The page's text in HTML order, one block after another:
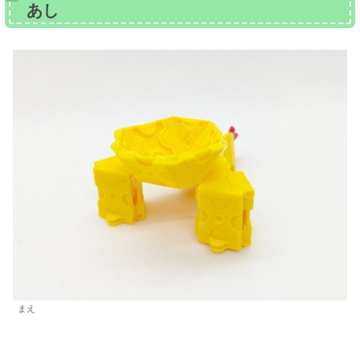
あし
まえ